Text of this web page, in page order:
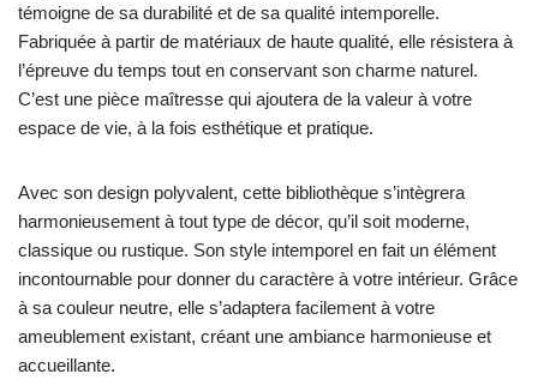
témoigne de sa durabilité et de sa qualité intemporelle.
Fabriquée à partir de matériaux de haute qualité, elle résistera à
l’épreuve du temps tout en conservant son charme naturel.
C’est une pièce maîtresse qui ajoutera de la valeur à votre
espace de vie, à la fois esthétique et pratique.
Avec son design polyvalent, cette bibliothèque s’intègrera
harmonieusement à tout type de décor, qu’il soit moderne,
classique ou rustique. Son style intemporel en fait un élément
incontournable pour donner du caractère à votre intérieur. Grâce
à sa couleur neutre, elle s’adaptera facilement à votre
ameublement existant, créant une ambiance harmonieuse et
accueillante.